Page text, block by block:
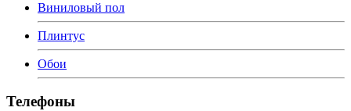
Виниловый пол
Плинтус
Обои
Телефоны